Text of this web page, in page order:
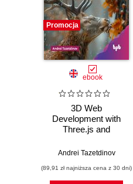
Promocja
ebook
3D Web
Development with
Three.js and
Andrei Tazetdinov
(89,91 zł najniższa cena z 30 dni)